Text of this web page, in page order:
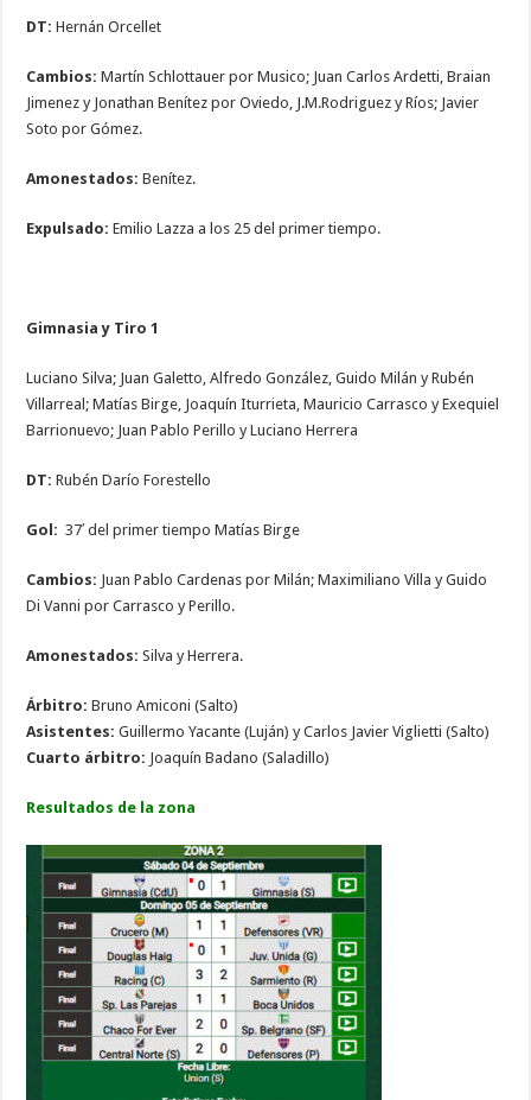
DT: Hernán Orcellet
Cambios: Martín Schlottauer por Musico; Juan Carlos Ardetti, Braian
Jimenez y Jonathan Benítez por Oviedo, J.M.Rodriguez y Ríos; Javier
Soto por Gómez.
Amonestados: Benítez.
Expulsado: Emilio Lazza a los 25 del primer tiempo.
Gimnasia y Tiro 1
Luciano Silva; Juan Galetto, Alfredo González, Guido Milán y Rubén
Villarreal; Matías Birge, Joaquín Iturrieta, Mauricio Carrasco y Exequiel
Barrionuevo; Juan Pablo Perillo y Luciano Herrera
DT: Rubén Darío Forestello
Gol: 37′ del primer tiempo Matías Birge
Cambios: Juan Pablo Cardenas por Milán; Maximiliano Villa y Guido
Di Vanni por Carrasco y Perillo.
Amonestados: Silva y Herrera.
Árbitro: Bruno Amiconi (Salto)
Asistentes: Guillermo Yacante (Luján) y Carlos Javier Viglietti (Salto)
Cuarto árbitro: Joaquín Badano (Saladillo)
Resultados de la zona